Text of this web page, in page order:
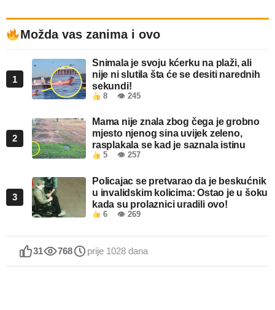
Možda vas zanima i ovo
1
Snimala je svoju kćerku na plaži, ali
nije ni slutila šta će se desiti narednih
sekundi!
8 👁 245
2
Mama nije znala zbog čega je grobno
mjesto njenog sina uvijek zeleno,
rasplakala se kad je saznala istinu
5 👁 257
3
Policajac se pretvarao da je beskućnik
u invalidskim kolicima: Ostao je u šoku
kada su prolaznici uradili ovo!
6 👁 269
31 768 prije 1028 dana